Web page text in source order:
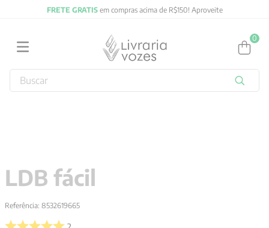
FRETE GRATISem compras acima de R$150! Aproveite
0
Buscar
LDB fácil
Referência: 8532619665
4º jung
5 byung chul han
6º pré venda